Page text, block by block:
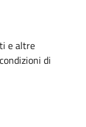
e altre
di